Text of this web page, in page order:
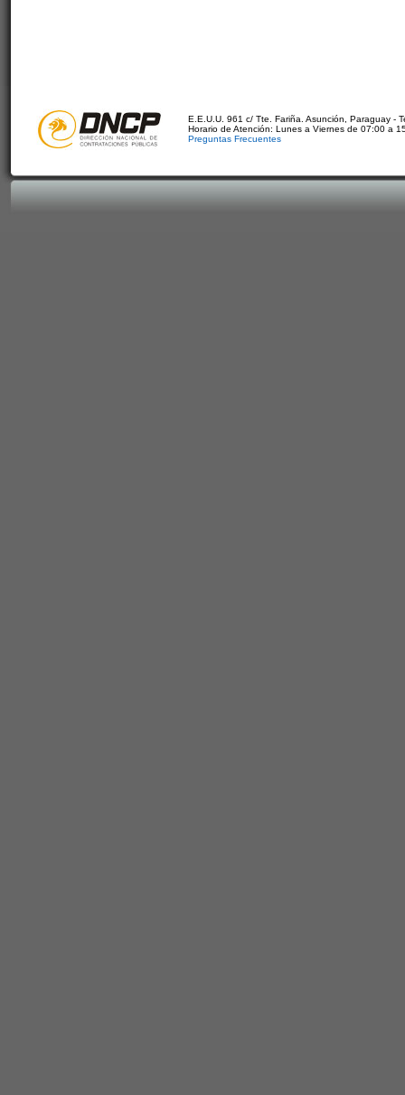
E.E.U.U. 961 c/ Tte. Fariña. Asunción, Paraguay -
Horario de Atención: Lunes a Viernes de 07:00 a
Preguntas Frecuentes